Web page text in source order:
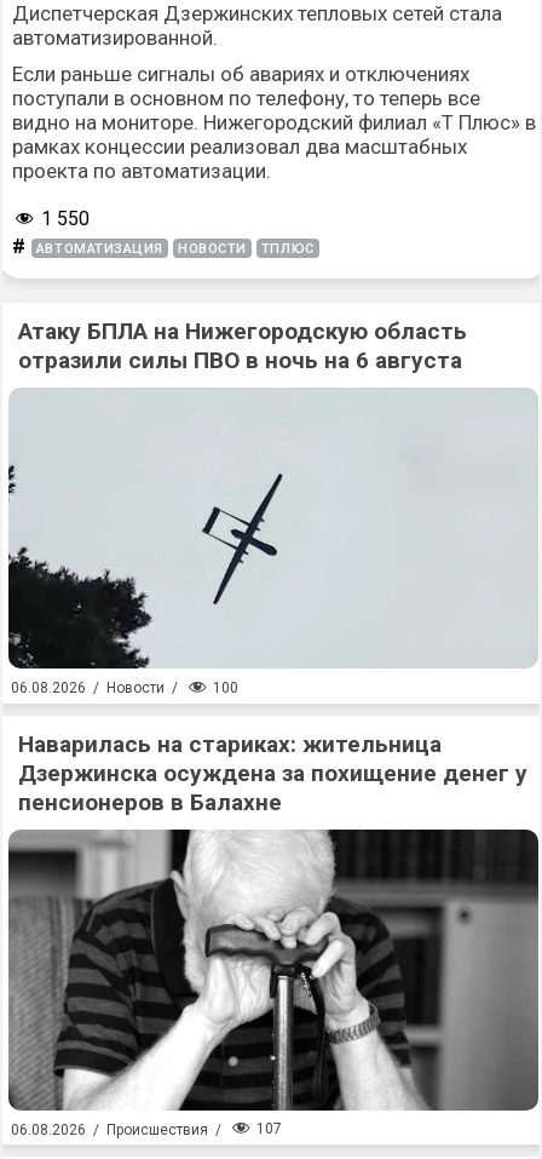
Диспетчерская Дзержинских тепловых сетей стала
автоматизированной.
Если раньше сигналы об авариях и отключениях
поступали в основном по телефону, то теперь все
видно на мониторе. Нижегородский филиал «Т Плюс» в
рамках концессии реализовал два масштабных
проекта по автоматизации.
1 550
# АВТОМАТИЗАЦИЯ НОВОСТИ ТПЛЮС
Атаку БПЛА на Нижегородскую область
отразили силы ПВО в ночь на 6 августа
06.08.2026 / Новости / 100
Наварилась на стариках: жительница
Дзержинска осуждена за похищение денег у
пенсионеров в Балахне
06.08.2026 / Происшествия / 107